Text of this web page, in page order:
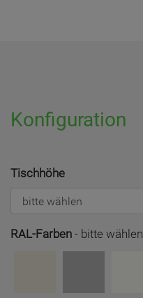
Konfiguration
Tischhöhe
RAL-Farben - bitte wählen